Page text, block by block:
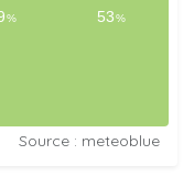
Source : meteoblue